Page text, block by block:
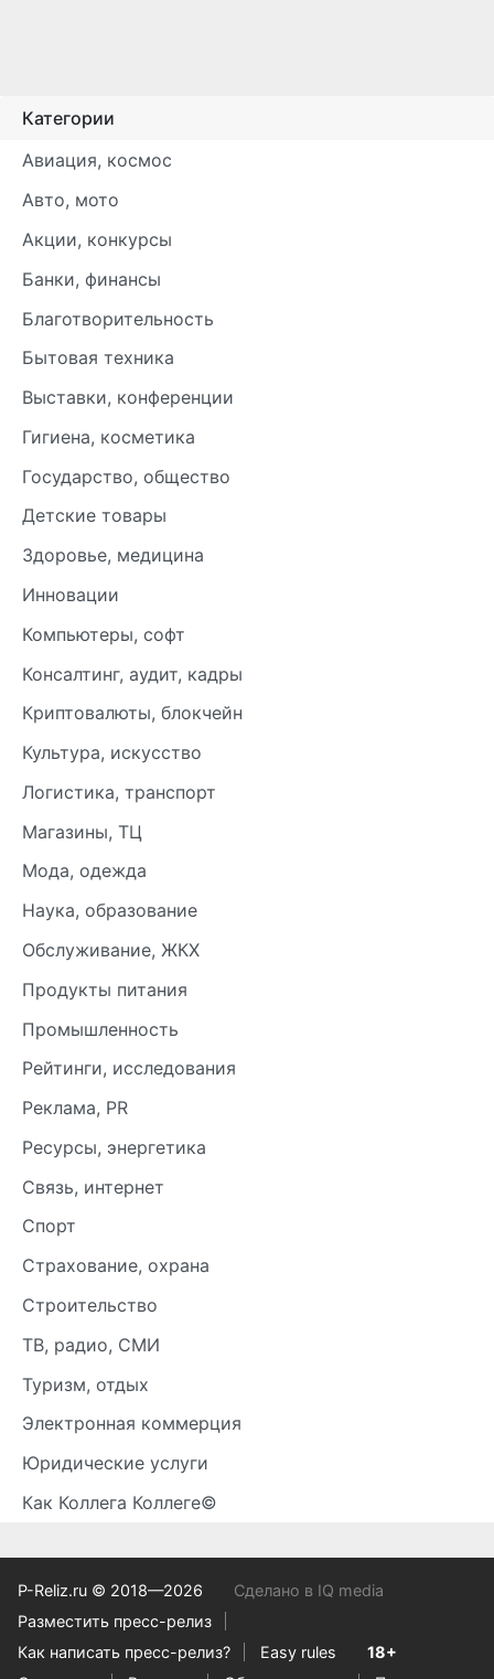
Категории
Авиация, космос
Авто, мото
Акции, конкурсы
Банки, финансы
Благотворительность
Бытовая техника
Выставки, конференции
Гигиена, косметика
Государство, общество
Детские товары
Здоровье, медицина
Инновации
Компьютеры, софт
Консалтинг, аудит, кадры
Криптовалюты, блокчейн
Культура, искусство
Логистика, транспорт
Магазины, ТЦ
Мода, одежда
Наука, образование
Обслуживание, ЖКХ
Продукты питания
Промышленность
Рейтинги, исследования
Реклама, PR
Ресурсы, энергетика
Связь, интернет
Спорт
Страхование, охрана
Строительство
ТВ, радио, СМИ
Туризм, отдых
Электронная коммерция
Юридические услуги
Как Коллега Коллеге©
P-Reliz.ru © 2018—2026
Сделано в IQ media
Разместить пресс-релиз
Как написать пресс-релиз?
Easy rules
18+